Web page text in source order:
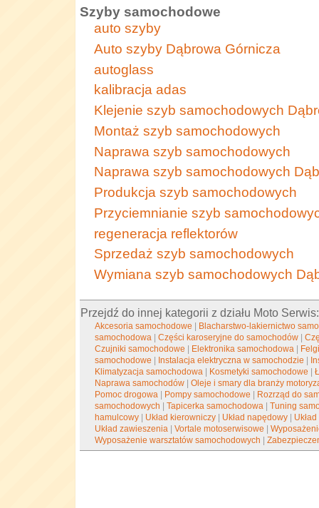
Szyby samochodowe
auto szyby
Auto szyby Dąbrowa Górnicza
autoglass
kalibracja adas
Klejenie szyb samochodowych
Montaż szyb samochodowych
Naprawa szyb samochodowych
Naprawa szyb samochodowych
Produkcja szyb samochodowych
Przyciemnianie szyb
regeneracja reflektorów
Sprzedaż szyb samochodowych
Wymiana szyb samochodowych
Przejdź do innej kategorii z działu Moto Serwis:
Akcesoria samochodowe
Blacharstwo-lakiernictwo
samochodowa |Części karoseryjne do samochodów |
Czujniki samochodowe
Elektronika samochodowa
samochodowe
Instalacja elektryczna w samochodzie
Klimatyzacja samochodowa
Kosmetyki samochodowe |
Naprawa samochodów |Oleje i smary dla branży
Pomoc drogowa
Pompy samochodowe
Rozrząd do
samochodowych |Tapicerka samochodowa |Tuning
hamulcowy
Układ kierowniczy Układ napędowy
Układ zawieszenia |Vortale motoserwisowe |
Wyposażenie warsztatów samochodowych |